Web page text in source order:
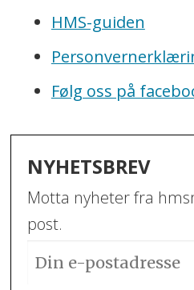
HMS-guiden
Følg oss på
NYHETSBREV
Motta nyheter fra
post.